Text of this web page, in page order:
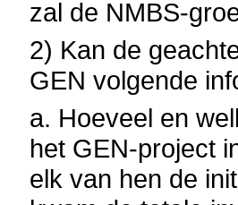
zal de NMBS-
2) Kan de
GEN volgende
a. Hoeveel en
het GEN-project
elk van hen de